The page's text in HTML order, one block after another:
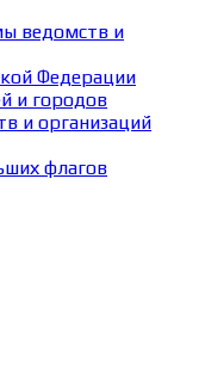
ведомств и
Федерации
и городов
и организаций
флагов